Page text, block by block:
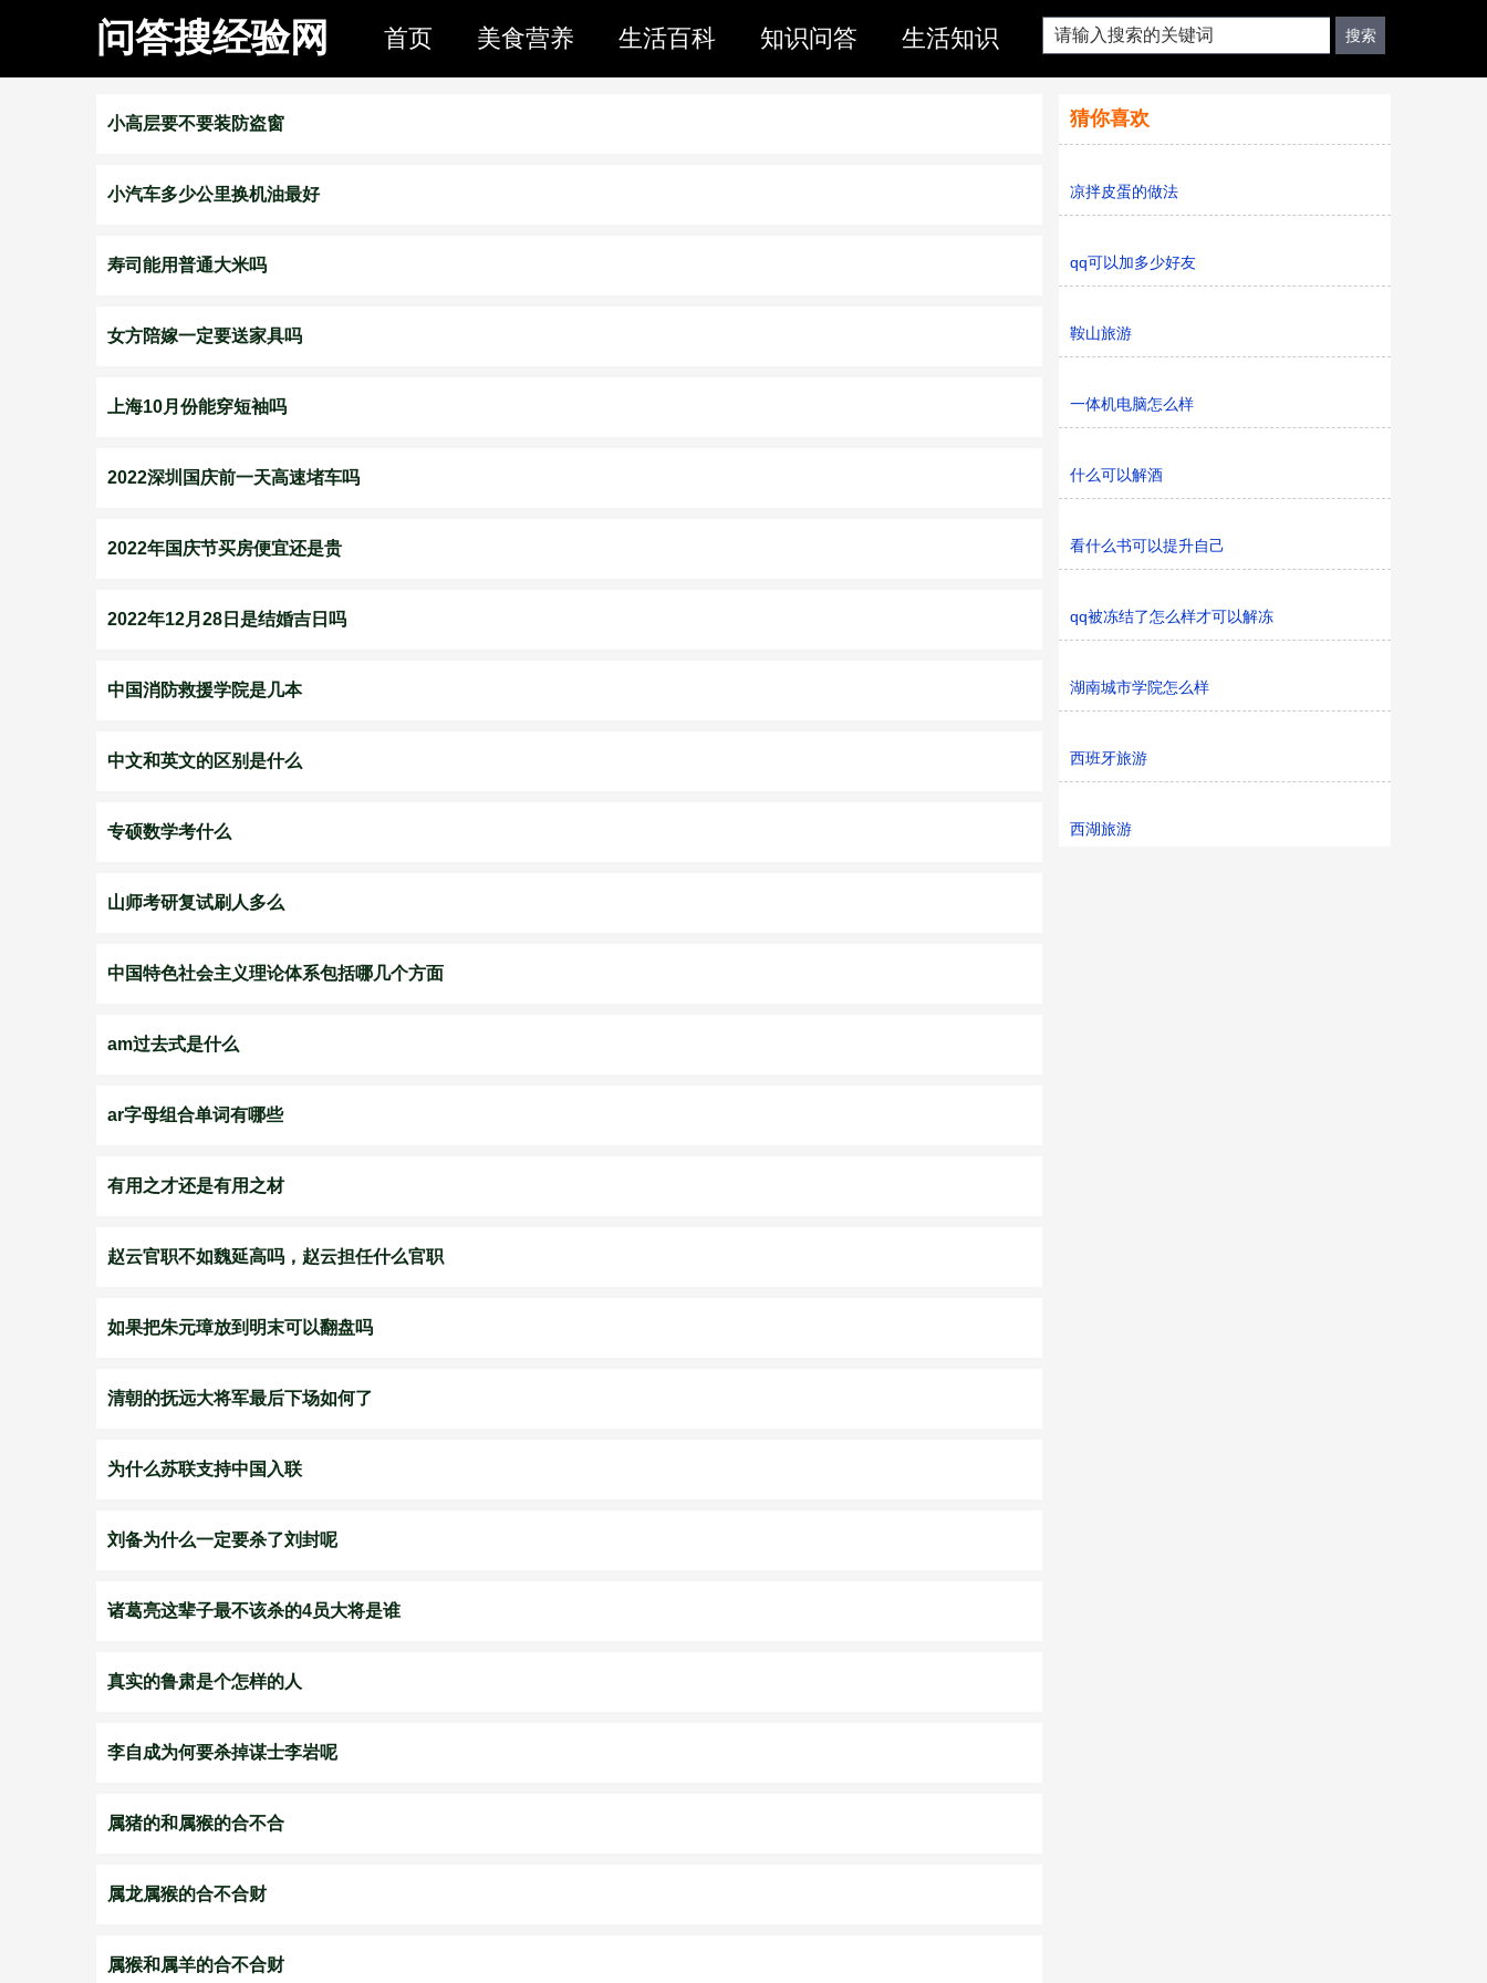
问答搜经验网 首页 美食营养 生活百科 知识问答 生活知识
小高层要不要装防盗窗
小汽车多少公里换机油最好
寿司能用普通大米吗
女方陪嫁一定要送家具吗
上海10月份能穿短袖吗
2022深圳国庆前一天高速堵车吗
2022年国庆节买房便宜还是贵
2022年12月28日是结婚吉日吗
中国消防救援学院是几本
中文和英文的区别是什么
专硕数学考什么
山师考研复试刷人多么
中国特色社会主义理论体系包括哪几个方面
am过去式是什么
ar字母组合单词有哪些
有用之才还是有用之材
赵云官职不如魏延高吗，赵云担任什么官职
如果把朱元璋放到明末可以翻盘吗
清朝的抚远大将军最后下场如何了
为什么苏联支持中国入联
刘备为什么一定要杀了刘封呢
诸葛亮这辈子最不该杀的4员大将是谁
真实的鲁肃是个怎样的人
李自成为何要杀掉谋士李岩呢
属猪的和属猴的合不合
属龙属猴的合不合财
属猴和属羊的合不合财
猜你喜欢
凉拌皮蛋的做法
qq可以加多少好友
鞍山旅游
一体机电脑怎么样
什么可以解酒
看什么书可以提升自己
qq被冻结了怎么样才可以解冻
湖南城市学院怎么样
西班牙旅游
西湖旅游